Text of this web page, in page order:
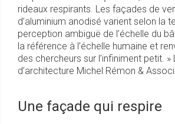
rideaux respirants. Les façades de
d’aluminium anodisé varient selon la
perception ambiguë de l’échelle du
la référence à l’échelle humaine et
des chercheurs sur l’infiniment petit. »
d’architecture Michel Rémon &
Une façade qui respire